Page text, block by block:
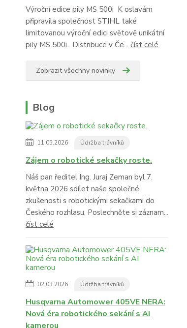
Výroční edice pily MS 500i K oslavám
připravila společnost STIHL také
limitovanou výroční edici světově unikátní
pily MS 500i. Distribuce v Če... číst celé
Zobrazit všechny novinky
Blog
11.05.2026 Údržba trávníků
Zájem o robotické sekačky roste.
Náš pan ředitel Ing. Juraj Zeman byl 7.
května 2026 sdílet naše společné
zkušenosti s robotickými sekačkami do
Českého rozhlasu. Poslechněte si záznam...
číst celé
02.03.2026 Údržba trávníků
Husqvarna Automower 405VE NERA:
Nová éra robotického sekání s AI
kamerou